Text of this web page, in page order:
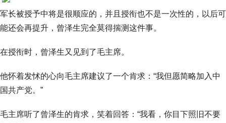
军长被授予中将是很顺应的，并且授衔也不是一次性的，以后可
能还会再提升，曾泽生完全莫得揣测这件事。
在授衔时，曾泽生又见到了毛主席。
他怀着发怵的心向毛主席建议了一个肯求：“我但愿简略加入中
国共产党。”
毛主席听了曾泽生的肯求，笑着回答：“我看，你目下照旧不要